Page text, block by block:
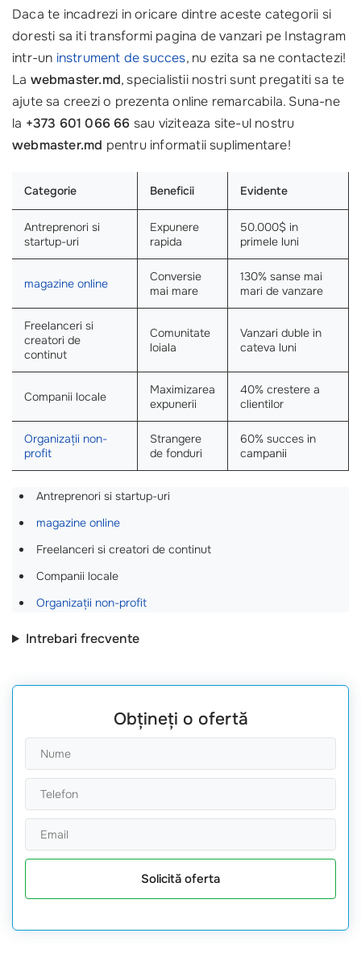
Daca te incadrezi in oricare dintre aceste categorii si
doresti sa iti transformi pagina de vanzari pe Instagram
intr-un instrument de succes, nu ezita sa ne contactezi!
La webmaster.md, specialistii nostri sunt pregatiti sa te
ajute sa creezi o prezenta online remarcabila. Suna-ne
la +373 601 066 66 sau viziteaza site-ul nostru
webmaster.md pentru informatii suplimentare!
Categorie Beneficii Evidente
Antreprenori si
startup-uri
Expunere
rapida
50.000$ in
primele luni
magazine online
Conversie
mai mare
130% sanse mai
mari de vanzare
Freelanceri si
creatori de
continut
Comunitate
loiala
Vanzari duble in
cateva luni
Companii locale
Maximizarea
expunerii
40% crestere a
clientilor
Organizații non-
profit
Strangere
de fonduri
60% succes in
campanii
Antreprenori si startup-uri
magazine online
Freelanceri si creatori de continut
Companii locale
Organizații non-profit
Intrebari frecvente
Obțineți o ofertă
Solicită oferta